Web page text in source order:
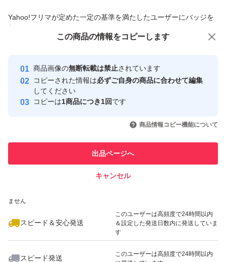
Yahoo!フリマが定めた一定の基準を満たしたユーザーにバッジを
付与しています
安心取引出品者
心・安全なユーザーです
取引実績
引を完了させた実績があります
での取引実績があります
ません
スピード＆安心発送
このユーザーは高頻度で24時間以内
＆設定した発送日数内に発送していま
す
スピード発送
このユーザーは高頻度で24時間以内
この商品の情報をコピーします
商品画像の無断転載は禁止されています
コピーされた情報は必ずご自身の商品に合わせて編集
してください
コピーは1商品につき1回です
商品情報コピー機能について
出品ページへ
キャンセル
この商品をみている人にオススメ